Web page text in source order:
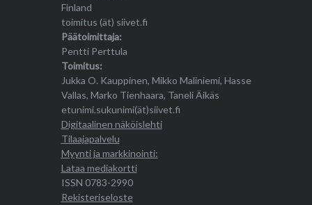
Finland
toimitus (ät) siivet.fi
Päätoimittaja:
Pentti Perttula
Toimitus:
Jukka O. Kauppinen, Mikko Maliniemi, Hasse
Vallas, Marko Tienhaara, Taneli Äikäs
etunimi.sukunimi(ät)siivet.fi
Digitaalinen näköislehti
Tilaajapalvelu
Myynti ja markkinointi:
Lataa mediakortti
ISSN 0783-2990
Rekisteriseloste